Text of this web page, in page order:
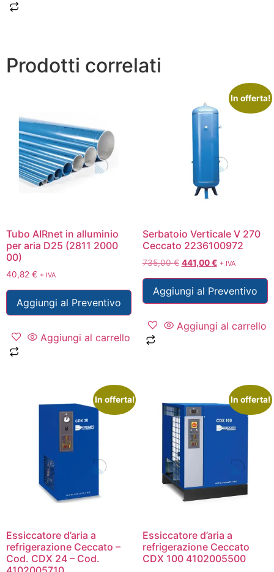
Prodotti correlati
Tubo AIRnet in alluminio
per aria D25 (2811 2000
00)
40,82 € + IVA
Aggiungi al Preventivo
Aggiungi al carrello
In offerta!
Serbatoio Verticale V 270
Ceccato 2236100972
735,00€ 441,00€ + IVA
Aggiungi al Preventivo
Aggiungi al carrello
In offerta!
Essiccatore d’aria a
refrigerazione Ceccato –
Cod. CDX 24 – Cod.
In offerta!
Essiccatore d’aria a
refrigerazione Ceccato
CDX 100 4102005500